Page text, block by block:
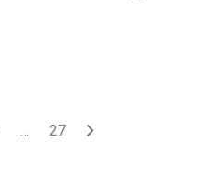
… 27